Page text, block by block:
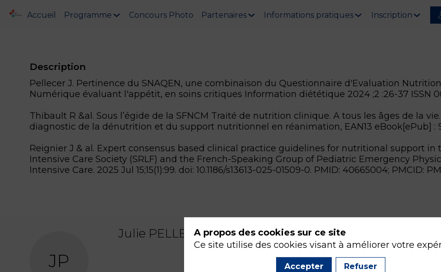
Accueil Programme Concours Photo Partenaires Informations pratiques Inscription
Description
Pellecer J. Pertinence du SNAQEN, une combinaison du Questionnaire d'Evaluation
Numérique évaluant l'appétit, en soins critiques Information diététique 2024 ;2 :26-37 ISSN
Thibault R &al. Sous l’égide de la SFNCM Traité de nutrition clinique. A tous les âges de la
diagnostic de la dénutrition et du support nutritionnel en réanimation, EAN13 eBook[ePub] :
Reignier J & al. Expert consensus based clinical practice guidelines for nutritional support
Intensive Care Society (SRLF) and the French-Speaking Group of Pediatric Emergency
Intensive Care. 2025 Jul 15;15(1):99. doi: 10.1186/s13613-025-01509-0. PMID: 40665004; PMCID:
JP
Julie PELLECERA propos des cookies sur ce site
Ce site utilise des cookies visant à améliorer votre
Accepter Refuser